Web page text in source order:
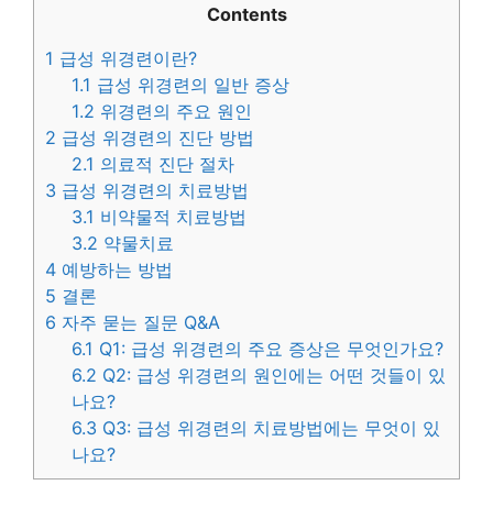
Contents
1 급성 위경련이란?
1.1 급성 위경련의 일반 증상
1.2 위경련의 주요 원인
2 급성 위경련의 진단 방법
2.1 의료적 진단 절차
3 급성 위경련의 치료방법
3.1 비약물적 치료방법
3.2 약물치료
4 예방하는 방법
5 결론
6 자주 묻는 질문 Q&A
6.1 Q1: 급성 위경련의 주요 증상은 무엇인가요?
6.2 Q2: 급성 위경련의 원인에는 어떤 것들이 있
나요?
6.3 Q3: 급성 위경련의 치료방법에는 무엇이 있
나요?